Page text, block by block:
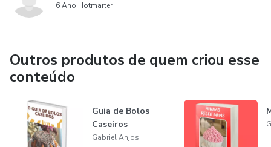
6 Ano Hotmarter
Outros produtos de quem criou esse
conteúdo
Guia de Bolos
Caseiros
Gabriel Anjos